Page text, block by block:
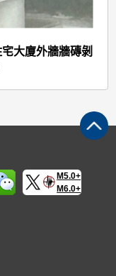
大廈外牆牆磚剝
M5.0+
M6.0+